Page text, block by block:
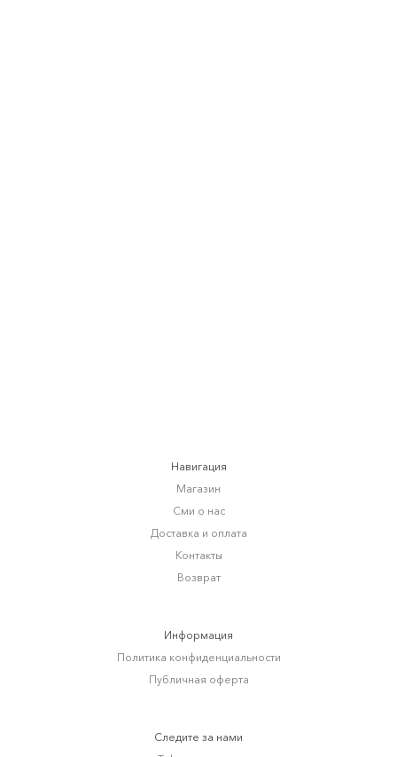
Навигация
Магазин
Сми о нас
Доставка и оплата
Контакты
Возврат
Информация
Политика конфиденциальности
Публичная оферта
Следите за нами